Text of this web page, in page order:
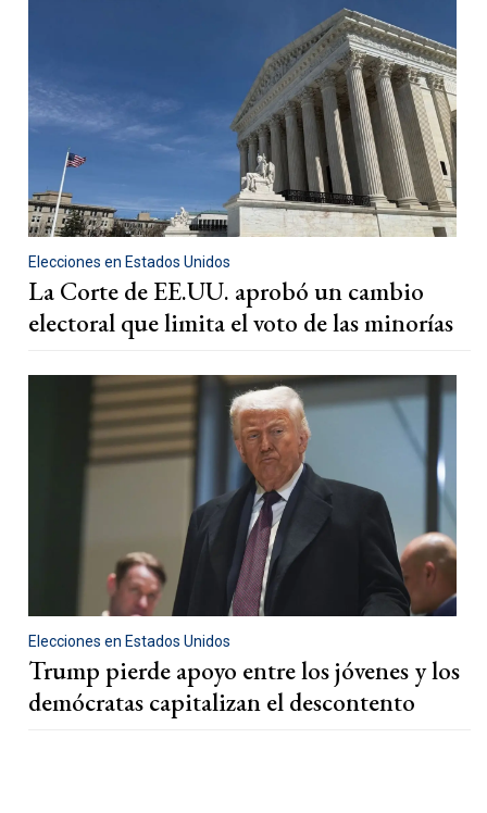
Elecciones en Estados Unidos
La Corte de EE.UU. aprobó un cambio
electoral que limita el voto de las minorías
Elecciones en Estados Unidos
Trump pierde apoyo entre los jóvenes y los
demócratas capitalizan el descontento